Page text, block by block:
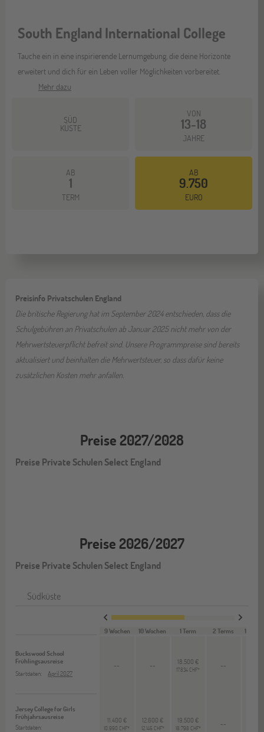
South England International College
Tauche ein in eine inspirierende Lernumgebung, die deine Horizonte
erweitert und dich für ein Leben voller Möglichkeiten vorbereitet.
Mehr dazu
SÜD
KÜSTE
VON
13-18
JAHRE
AB
1
TERM
AB
9.750
EURO
Preisinfo Privatschulen England
Die britische Regierung hat im September 2024 entschieden, dass die
Schulgebühren an Privatschulen ab Januar 2025 nicht mehr von der
Mehrwertsteuerpflicht befreit sind. Unsere Programmpreise sind bereits
aktualisiert und beinhalten die Mehrwertsteuer, so dass dafür keine
zusätzlichen Kosten mehr anfallen.
Preise 2027/2028
Preise Private Schulen Select England
Preise 2026/2027
Preise Private Schulen Select England
Südküste
Buckswood School
Frühlingsausreise
Startdaten:
April 2027
Jersey College for Girls
Frühjahrsausreise
Startdaten:
9 Wochen 10 Wochen 1 Term 2 Terms 1
-- -- 18.500 €
17.834 CHF*
--
11.400 €
10.990 CHF*
12.600 €
12.146 CHF*
19.500 €
18.798 CHF*
--